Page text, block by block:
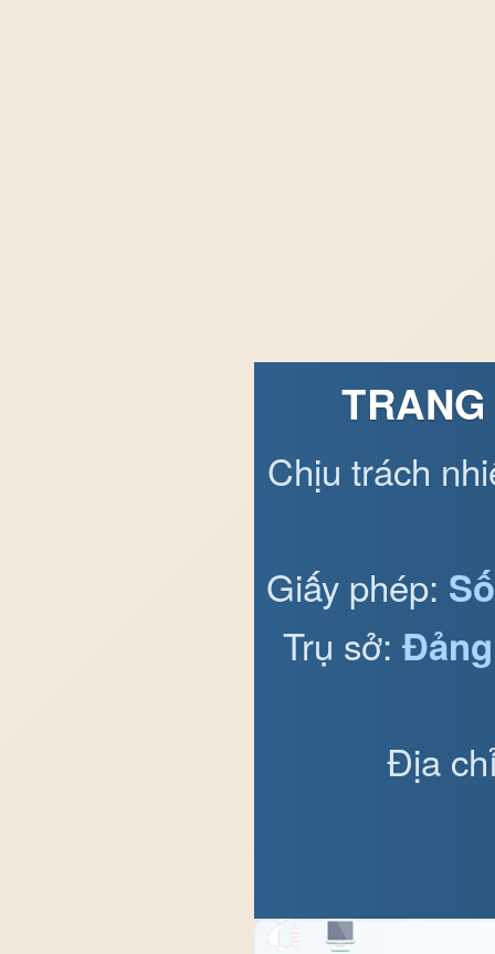
Chịu trách
Giấy phép:
Trụ sở:
Địa